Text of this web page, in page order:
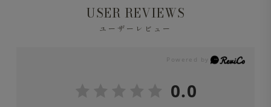
USER REVIEWS
ユーザーレビュー
0.0